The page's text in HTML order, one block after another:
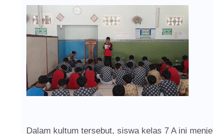
Dalam kultum tersebut, siswa kelas 7 A ini